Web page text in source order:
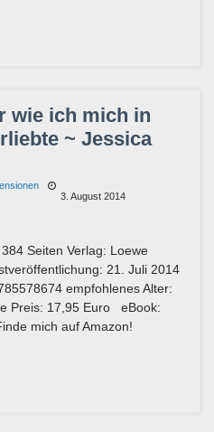
wie ich mich in
~ Jessica
3. August 2014
Seiten Verlag: Loewe
21. Juli 2014
empfohlenes Alter:
Preis: 17,95 Euro eBook:
mich auf Amazon!